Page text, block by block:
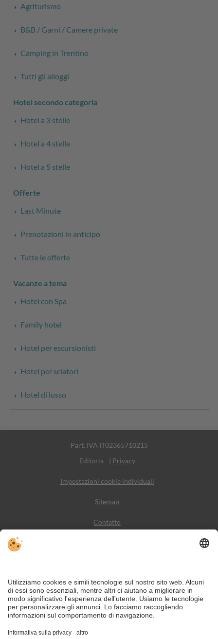
Agriturismo
B&B / Garni / Camere private
Camping in Trentino
Tutti gli alloggi
Hotel secondo categoria
Hotel a 3 stelle
Hotel a 4 stelle
Hotel a 5 stelle
Offerte
Last Minute
Prenotazioni in anticipo
Tutte le offerte
Vacanze a tema
Hotel con Spa
Family hotel
Hotel per escursionisti
Hotel per sciatori
Hotel di lusso
Part. IVA IT02365710215
Editoria
| Privacy
Impostazioni cookie individuali
Sitemap
Contatto
VIVODolomiti è il portale di viaggio per una vacanza in
montagna indimenticabile – con alloggi e offerte nelle
Dolomiti, Patrimonio Naturale dell’Umanità UNESCO.